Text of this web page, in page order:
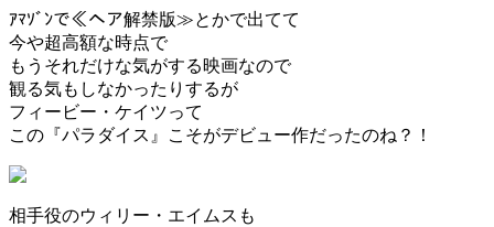
ｱﾏｿﾞﾝで≪ヘア解禁版≫とかで出てて
今や超高額な時点で
もうそれだけな気がする映画なので
観る気もしなかったりするが
フィービー・ケイツって
この『パラダイス』こそがデビュー作だったのね？！
相手役のウィリー・エイムスも